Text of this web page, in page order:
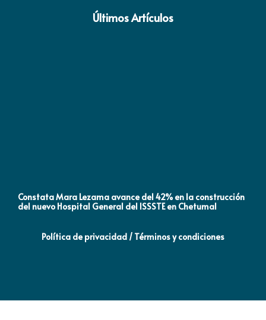
Últimos Artículos
Constata Mara Lezama avance del 42% en la construcción
del nuevo Hospital General del ISSSTE en Chetumal
Política de privacidad / Términos y condiciones